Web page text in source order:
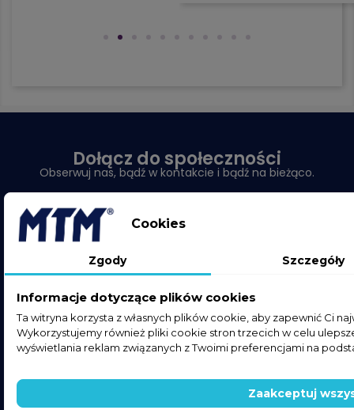
Dołącz do społeczności
Obserwuj nas, bądź w kontakcie i bądź na bieżąco.
Zapisz się do naszego newslettera
I otrzymuj najświeższe informacje z naszego sklepu.
handlowych od MTM Dariusz Seferyński. Zgoda jest dobrowolna. Mam
Cookies
Zgody Szczegóły
Informacje dotyczące plików cookies
Ta witryna korzysta z własnych plików cookie, aby zapewnić Ci
Wykorzystujemy również pliki cookie stron trzecich w celu
wyświetlania reklam związanych z Twoimi preferencjami na
Zaakceptuj